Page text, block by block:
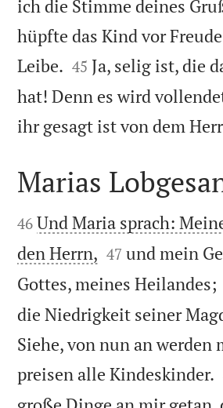
ich die Stimme deines
hüpfte das Kind vor
Leibe. 

45 Ja, selig ist, die
hat! Denn es wird
ihr gesagt ist von dem

Marias

46 Und Maria sprach:
den Herrn, 

47 und mein
Gottes, meines Heilandes;
die Niedrigkeit seiner
Siehe, von nun an werden
preisen alle Kindeskinder.